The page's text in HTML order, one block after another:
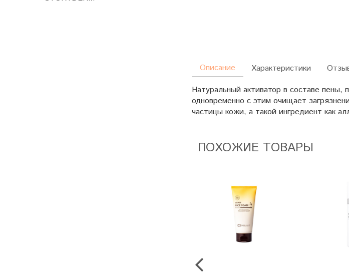
Описание
Натуральный активатор в составе пены,
одновременно с этим очищает
частицы кожи, а такой ингредиент как
Характеристики
ПОХОЖИЕ ТОВАРЫ